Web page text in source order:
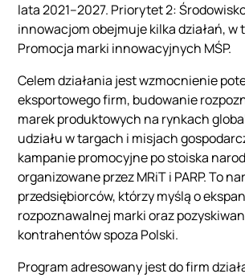
lata 2021–2027. Priorytet 2:
innowacjom obejmuje kilka działań, w
Promocja marki innowacyjnych MŚP.
Celem działania jest wzmocnienie
eksportowego firm, budowanie
marek produktowych na rynkach
udziału w targach i misjach
kampanie promocyjne po stoiska
organizowane przez MRiT i PARP. To
przedsiębiorców, którzy myślą o
rozpoznawalnej marki oraz
kontrahentów spoza Polski.
Program adresowany jest do firm